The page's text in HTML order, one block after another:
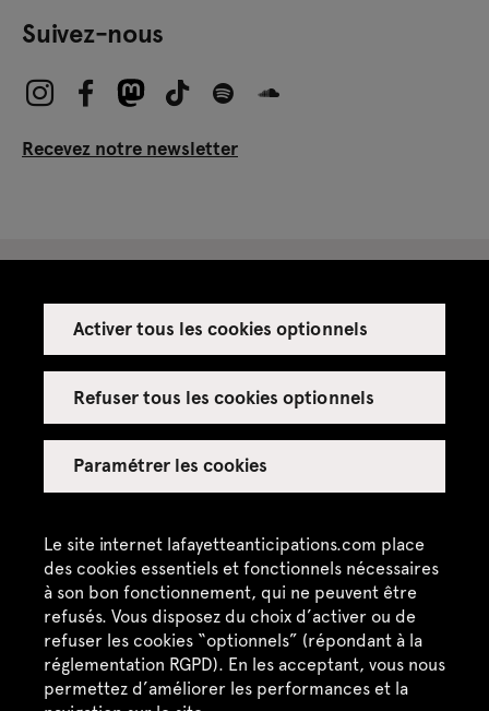
Le site internet lafayetteanticipations.com place
des cookies essentiels et fonctionnels nécessaires
à son bon fonctionnement, qui ne peuvent être
refusés. Vous disposez du choix d’activer ou de
refuser les cookies “optionnels” (répondant à la
réglementation RGPD). En les acceptant, vous nous
permettez d’améliorer les performances et la
Activer tous les cookies optionnels
Refuser tous les cookies optionnels
Paramétrer les cookies
Réalisation de l'oeuvre dans l'atelier de Polykonstrukt
(phase 2)
15 août 2015
Réalisation de l'oeuvre dans l'atelier de Polykonstrukt
(phase 1)
Suivez-nous
Recevez notre newsletter
Espace presse
Espace enseignant·es
Espace privatisations
Crédits
Mentions légales
Politique de confidentialité
CGU / CGV
Plan du site